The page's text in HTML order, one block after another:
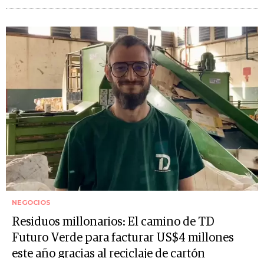
NEGOCIOS
Residuos millonarios: El camino de TD
Futuro Verde para facturar US$4 millones
este año gracias al reciclaje de cartón